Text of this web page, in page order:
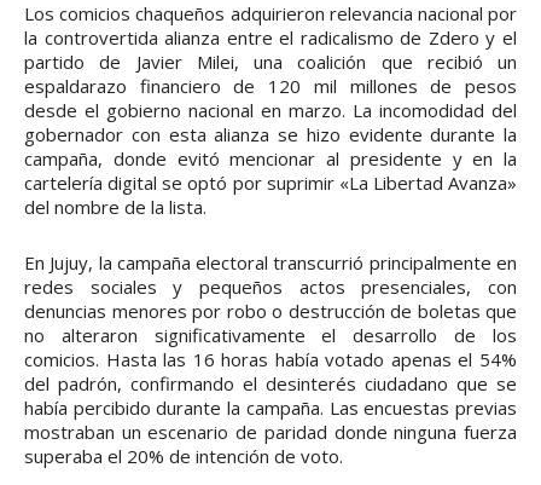
Los comicios chaqueños adquirieron relevancia nacional por
la controvertida alianza entre el radicalismo de Zdero y el
partido de Javier Milei, una coalición que recibió un
espaldarazo financiero de 120 mil millones de pesos
desde el gobierno nacional en marzo. La incomodidad del
gobernador con esta alianza se hizo evidente durante la
campaña, donde evitó mencionar al presidente y en la
cartelería digital se optó por suprimir «La Libertad Avanza»
del nombre de la lista.
En Jujuy, la campaña electoral transcurrió principalmente en
redes sociales y pequeños actos presenciales, con
denuncias menores por robo o destrucción de boletas que
no alteraron significativamente el desarrollo de los
comicios. Hasta las 16 horas había votado apenas el 54%
del padrón, confirmando el desinterés ciudadano que se
había percibido durante la campaña. Las encuestas previas
mostraban un escenario de paridad donde ninguna fuerza
superaba el 20% de intención de voto.